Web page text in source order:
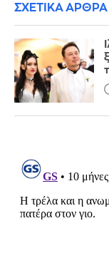
ΣΧΕΤΙΚΑ ΑΡΘΡΑ